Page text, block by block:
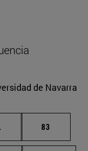
de Navarra
Páginas intermedias
Página
83